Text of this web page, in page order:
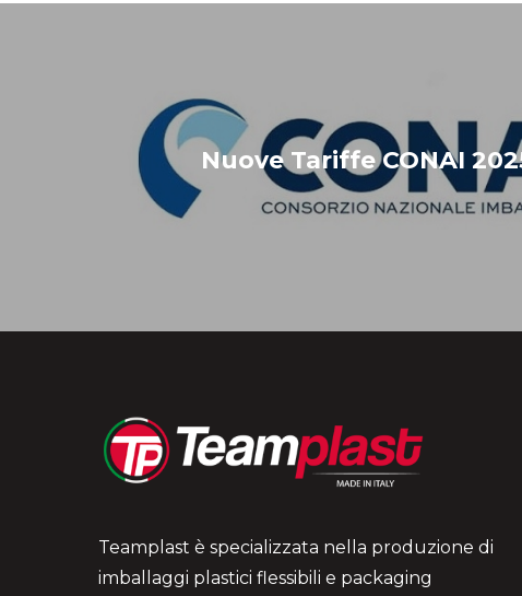
Nuove Tariffe CONAI
Teamplast è specializzata nella produzione di
imballaggi plastici flessibili e packaging